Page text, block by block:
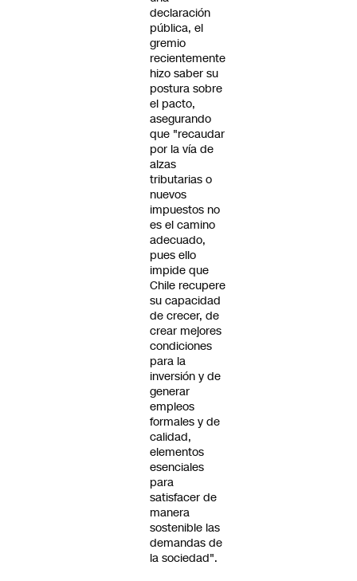
declaración
pública, el
gremio
recientemente
hizo saber su
postura sobre
el pacto,
asegurando
que "recaudar
por la vía de
alzas
tributarias o
nuevos
impuestos no
es el camino
adecuado,
pues ello
impide que
Chile recupere
su capacidad
de crecer, de
crear mejores
condiciones
para la
inversión y de
generar
empleos
formales y de
calidad,
elementos
esenciales
para
satisfacer de
manera
sostenible las
demandas de
la sociedad".